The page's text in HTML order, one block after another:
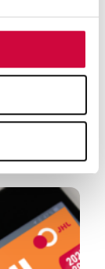
de har
vid